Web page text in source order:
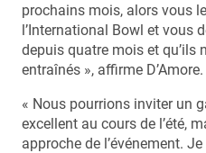
prochains mois, alors vous
l’International Bowl et vous
depuis quatre mois et qu’ils
entraînés », affirme D’Amore.
« Nous pourrions inviter un
excellent au cours de l’été,
approche de l’événement.